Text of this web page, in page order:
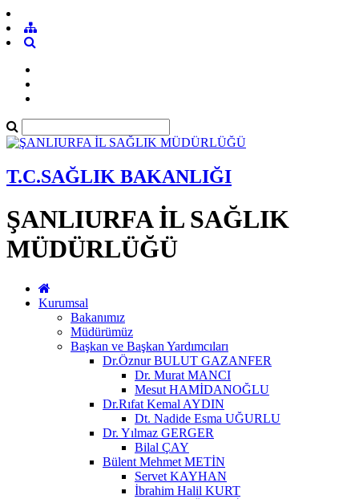
T.C.SAĞLIK BAKANLIĞI
ŞANLIURFA İL SAĞLIK
MÜDÜRLÜĞÜ
Kurumsal
Bakanımız
Müdürümüz
Başkan ve Başkan Yardımcıları
Dr.Öznur BULUT GAZANFER
Dr. Murat MANCI
Mesut HAMİDANOĞLU
Dr.Rıfat Kemal AYDIN
Dt. Nadide Esma UĞURLU
Dr. Yılmaz GERGER
Bilal ÇAY
Bülent Mehmet METİN
Servet KAYHAN
İbrahim Halil KURT